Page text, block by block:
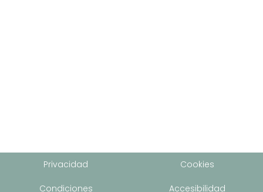
Privacidad Cookies
Condiciones Accesibilidad